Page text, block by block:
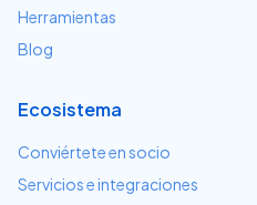
Herramientas
Blog
Ecosistema
Conviértete en socio
Servicios e integraciones